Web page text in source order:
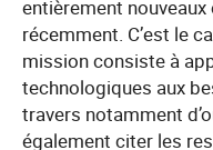
entièrement
récemment. C’est le
mission consiste à
technologiques aux
travers notamment
également citer les